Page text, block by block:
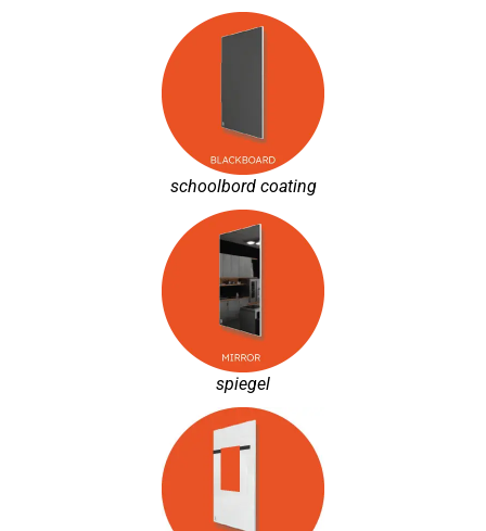
schoolbord coating
spiegel